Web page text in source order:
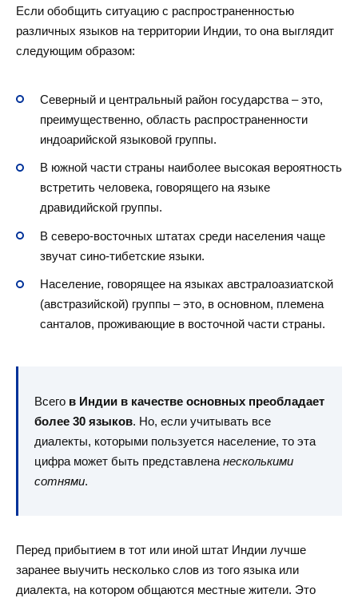
Если обобщить ситуацию с распространенностью
различных языков на территории Индии, то она выглядит
следующим образом:
Северный и центральный район государства – это,
преимущественно, область распространенности
индоарийской языковой группы.
В южной части страны наиболее высокая вероятность
встретить человека, говорящего на языке
дравидийской группы.
В северо-восточных штатах среди населения чаще
звучат сино-тибетские языки.
Население, говорящее на языках австралоазиатской
(австразийской) группы – это, в основном, племена
санталов, проживающие в восточной части страны.
Всего в Индии в качестве основных преобладает
более 30 языков. Но, если учитывать все
диалекты, которыми пользуется население, то эта
цифра может быть представлена несколькими
сотнями.
Перед прибытием в тот или иной штат Индии лучше
заранее выучить несколько слов из того языка или
диалекта, на котором общаются местные жители. Это